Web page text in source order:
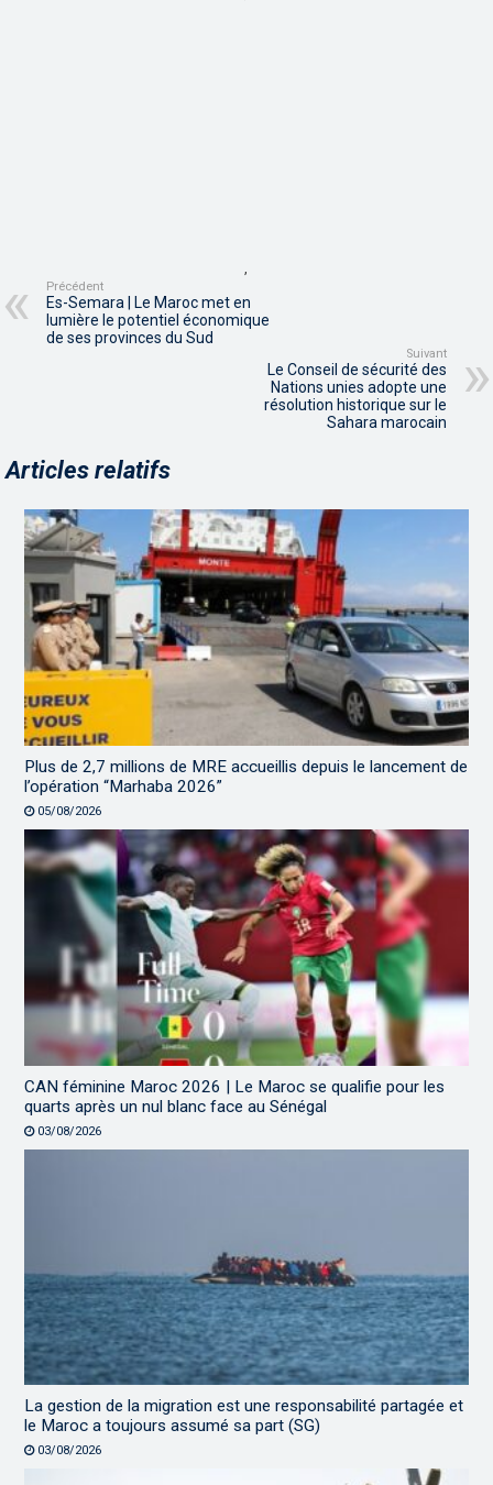
,
Précédent
Es-Semara | Le Maroc met en
lumière le potentiel économique
de ses provinces du Sud
Suivant
Le Conseil de sécurité des
Nations unies adopte une
résolution historique sur le
Sahara marocain
Articles relatifs
Plus de 2,7 millions de MRE accueillis depuis le lancement de
l’opération “Marhaba 2026”
05/08/2026
CAN féminine Maroc 2026 | Le Maroc se qualifie pour les
quarts après un nul blanc face au Sénégal
03/08/2026
La gestion de la migration est une responsabilité partagée et
le Maroc a toujours assumé sa part (SG)
03/08/2026